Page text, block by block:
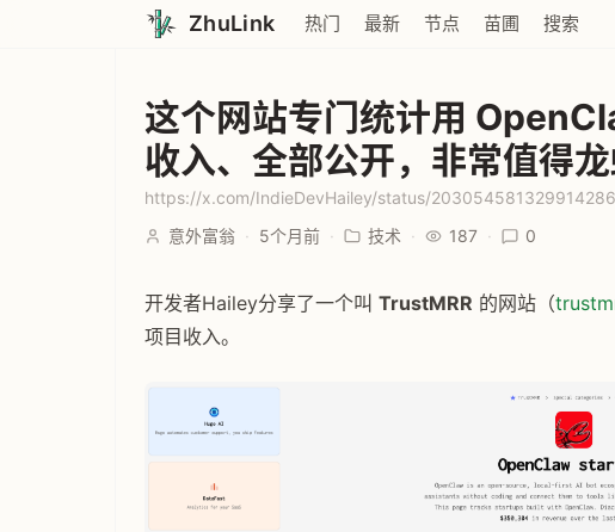
ZhuLink 热门 最新 节点 苗圃 搜索
这个网站专门统计用
收入、全部公开，非常值得
https://x.com/IndieDevHailey/status/
意外富翁 · 5个月前 · 技术 · 187 · 0
开发者Hailey分享了一个叫 TrustMRR 的网站（
项目收入。